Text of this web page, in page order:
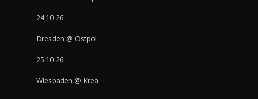
24.10.26
Dresden @ Ostpol
25.10.26
Wiesbaden @ Krea